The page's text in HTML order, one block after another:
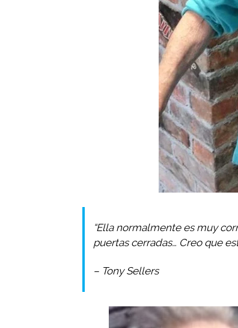
“Ella normalmente es muy
puertas cerradas… Creo que
– Tony Sellers